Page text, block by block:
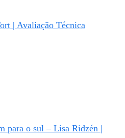
| Avaliação Técnica
para o sul – Lisa Ridzén |